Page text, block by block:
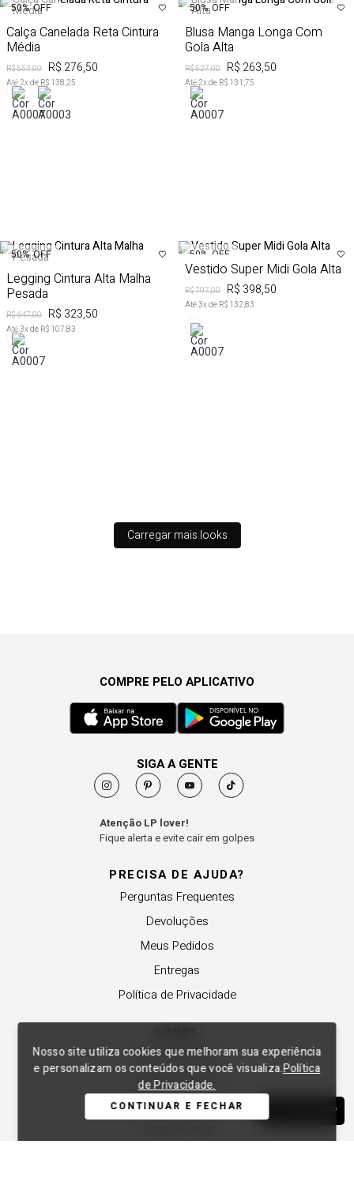
WHATSAPP
Nosso site utiliza cookies que melhoram sua experiência
e personalizam os conteúdos que você visualiza.Política
de Privacidade.
CONTINUAR E FECHAR
50% OFF
Calça Canelada Reta Cintura
Média
R$ 553,00 R$ 276,50
Até 2x de R$ 138,25
50% OFF
Blusa Manga Longa Com
Gola Alta
R$ 527,00 R$ 263,50
Até 2x de R$ 131,75
50% OFF
Legging Cintura Alta Malha
Pesada
R$ 647,00 R$ 323,50
Até3x de R$ 107,83
50% OFF
Vestido Super Midi Gola Alta
R$ 797,00 R$ 398,50
Até3x de R$ 132,83
Carregar mais looks
PRECISA DE AJUDA?
Perguntas Frequentes
Devoluções
Meus Pedidos
Entregas
Política de Privacidade
A Lança Perfume
Revender a Marca
Trabalhe Conosco
COMPRE PELO APLICATIVO
SIGA A GENTE
Atenção LP lover!
Fique alerta e evite cair em golpes